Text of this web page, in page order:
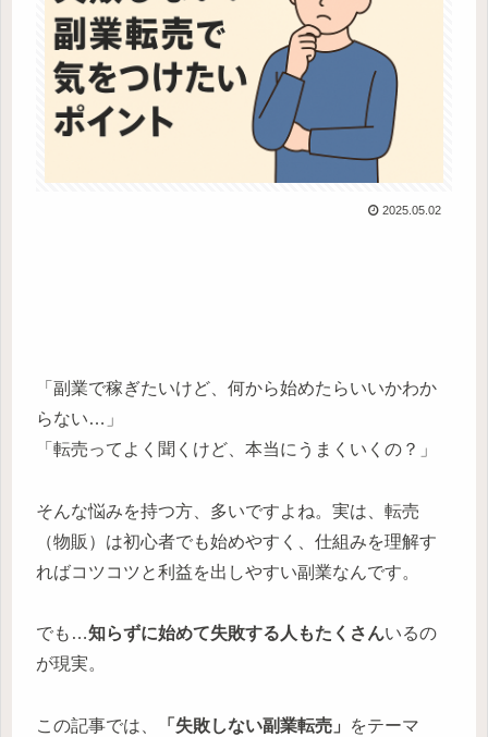
2025.05.02
「副業で稼ぎたいけど、何から始めたらいいかわか
らない…」
「転売ってよく聞くけど、本当にうまくいくの？」
そんな悩みを持つ方、多いですよね。実は、転売
（物販）は初心者でも始めやすく、仕組みを理解す
ればコツコツと利益を出しやすい副業なんです。
でも…知らずに始めて失敗する人もたくさんいるの
が現実。
この記事では、 「失敗しない副業転売」
をテーマ